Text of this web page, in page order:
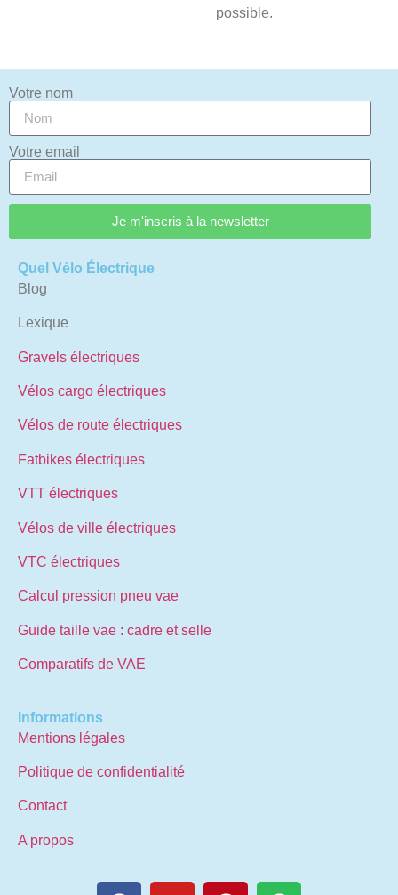
possible.
Votre nom
Votre email
Je m'inscris à la newsletter
Quel Vélo Électrique
Blog
Lexique
Gravels électriques
Vélos cargo électriques
Vélos de route électriques
Fatbikes électriques
VTT électriques
Vélos de ville électriques
VTC électriques
Calcul pression pneu vae
Guide taille vae : cadre et selle
Comparatifs de VAE
Informations
Mentions légales
Politique de confidentialité
Contact
A propos